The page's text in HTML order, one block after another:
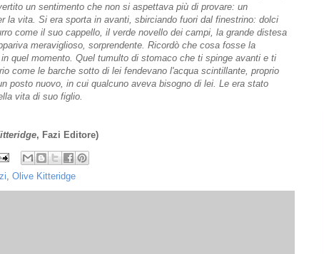
un sentimento che non si aspettava più di provare: un
la vita. Si era sporta in avanti, sbirciando fuori dal finestrino: dolci
come il suo cappello, il verde novello dei campi, la grande distesa
meraviglioso, sorprendente. Ricordò che cosa fosse la
quel momento. Quel tumulto di stomaco che ti spinge avanti e ti
come le barche sotto di lei fendevano l'acqua scintillante, proprio
posto nuovo, in cui qualcuno aveva bisogno di lei. Le era stato
vita di suo figlio.
, Fazi Editore)
, Olive Kitteridge